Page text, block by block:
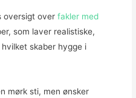
oversigt over fakler med
som laver realistiske,
skaber hygge i
mørk sti, men ønsker